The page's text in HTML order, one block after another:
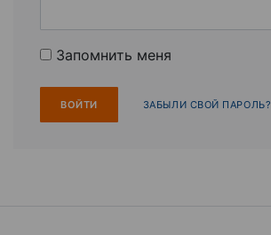
Запомнить меня
ЗАБЫЛИ СВОЙ ПАРОЛЬ?